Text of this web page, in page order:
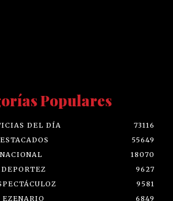
Populares
DEL DÍA
73116
55649
NACIONAL
18070
DEPORTEZ
9627
9581
EZENARIO
6849